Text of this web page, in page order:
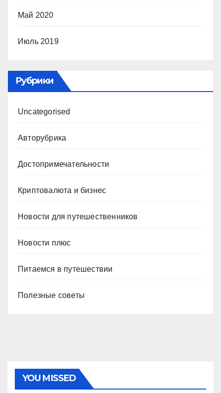
Май 2020
Июль 2019
Рубрики
Uncategorised
Авторубрика
Достопримечательности
Криптовалюта и бизнес
Новости для путешественников
Новости плюс
Питаемся в путешествии
Полезные советы
YOU MISSED